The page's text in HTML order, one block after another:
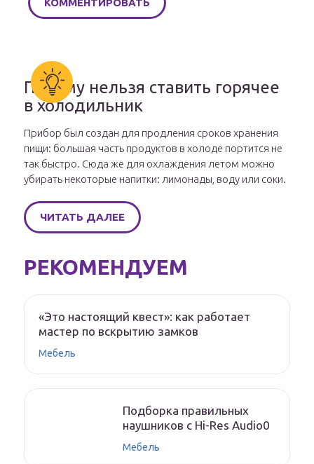
Почему нельзя ставить горячее
в холодильник
Прибор был создан для продления сроков хранения
пищи: большая часть продуктов в холоде портится не
так быстро. Сюда же для охлаждения летом можно
убирать некоторые напитки: лимонады, воду или соки.
ЧИТАТЬ ДАЛЕЕ
РЕКОМЕНДУЕМ
«Это настоящий квест»: как работает
мастер по вскрытию замков
Мебель
Подборка правильных
наушников с Hi-Res Audio0
Мебель